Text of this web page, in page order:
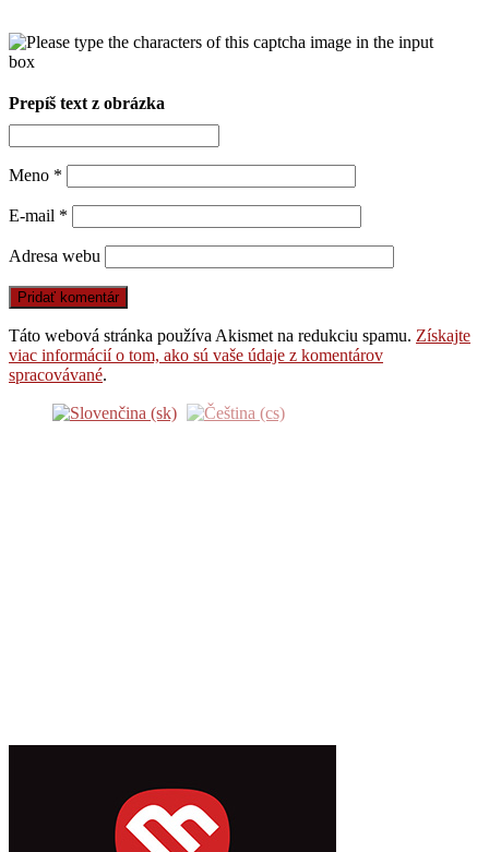
Prepíš text z obrázka
Meno *
E-mail *
Adresa webu
Táto webová stránka používa Akismet na redukciu spamu. Získajte
viac informácií o tom, ako sú vaše údaje z komentárov
spracovávané.